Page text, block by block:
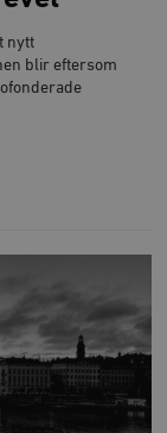
nytt
blir eftersom